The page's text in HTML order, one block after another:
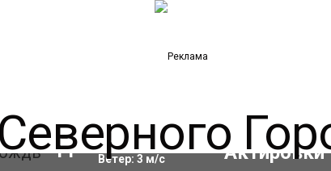
11°C Влажность:90%
Ветер: 3 м/с